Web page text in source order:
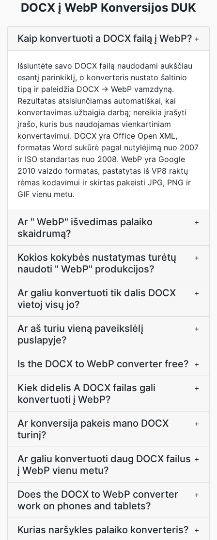
DOCX į WebP Konversijos DUK
Kaip konvertuoti a DOCX failą į WebP? +
Išsiuntėte savo DOCX failą naudodami aukščiau
esantį parinkiklį, o konverteris nustato šaltinio
tipą ir paleidžia DOCX → WebP vamzdyną.
Rezultatas atsisiunčiamas automatiškai, kai
konvertavimas užbaigia darbą; nereikia įrašyti
įrašo, kuris bus naudojamas vienkartiniam
konvertavimui. DOCX yra Office Open XML,
formatas Word sukūrė pagal nutylėjimą nuo 2007
ir ISO standartas nuo 2008. WebP yra Google
2010 vaizdo formatas, pastatytas iš VP8 raktų
rėmas kodavimui ir skirtas pakeisti JPG, PNG ir
GIF vienu metu.
Ar " WebP" išvedimas palaiko
skaidrumą?
+
Kokios kokybės nustatymas turėtų
naudoti " WebP" produkcijos?
+
Ar galiu konvertuoti tik dalis DOCX
vietoj visų jo?
+
Ar aš turiu vieną paveikslėlį
puslapyje?
+
Is the DOCX to WebP converter free? +
Kiek didelis A DOCX failas gali
konvertuoti į WebP?
+
Ar konversija pakeis mano DOCX
turinį?
+
Ar galiu konvertuoti daug DOCX failus
į WebP vienu metu?
+
Does the DOCX to WebP converter
work on phones and tablets?
+
Kurias naršykles palaiko konverteris? +